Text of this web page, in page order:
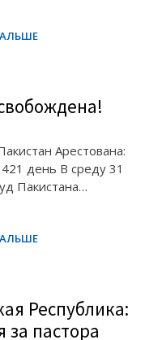
Арестована:
день В среду 31
Пакистана…
Республика:
за пастора